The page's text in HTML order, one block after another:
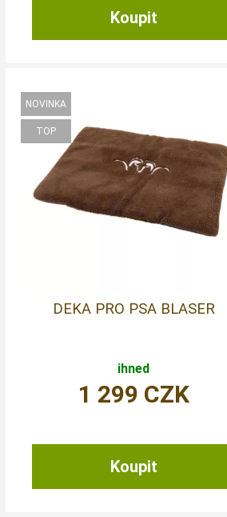
DEKA PRO PSA BLASER
ihned
1 299 CZK